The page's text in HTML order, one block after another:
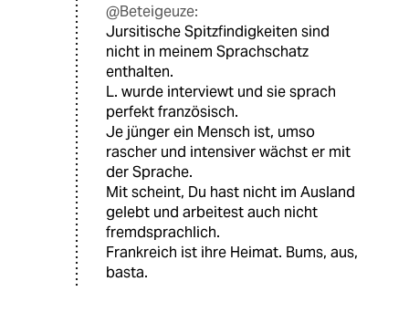
@Beteigeuze:
Jursitische Spitzfindigkeiten sind
nicht in meinem Sprachschatz
enthalten.
L. wurde interviewt und sie sprach
perfekt französisch.
Je jünger ein Mensch ist, umso
rascher und intensiver wächst er mit
der Sprache.
Mit scheint, Du hast nicht im Ausland
gelebt und arbeitest auch nicht
fremdsprachlich.
Frankreich ist ihre Heimat. Bums, aus,
basta.